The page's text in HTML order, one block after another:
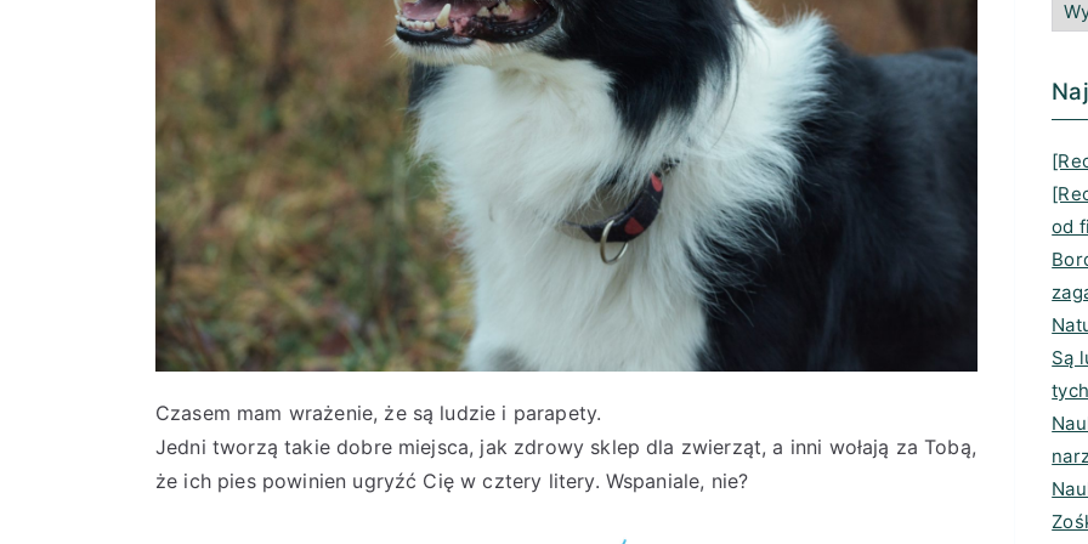
Czasem mam wrażenie, że są ludzie i parapety.
Jedni tworzą takie dobre miejsca, jak zdrowy sklep dla zwierząt, a inni wołają za Tobą,
że ich pies powinien ugryźć Cię w cztery litery. Wspaniale, nie?
od
Są